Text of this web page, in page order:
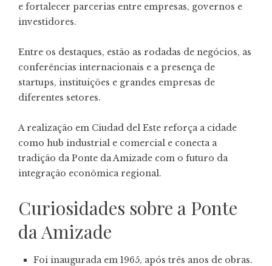
e fortalecer parcerias entre empresas, governos e
investidores.
Entre os destaques, estão as rodadas de negócios, as
conferências internacionais e a presença de
startups, instituições e grandes empresas de
diferentes setores.
A realização em Ciudad del Este reforça a cidade
como hub industrial e comercial e conecta a
tradição da Ponte da Amizade com o futuro da
integração econômica regional.
Curiosidades sobre a Ponte
da Amizade
Foi inaugurada em 1965, após três anos de obras.